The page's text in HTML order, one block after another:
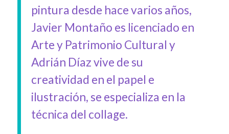
pintura desde hace varios años,
Javier Montaño es licenciado en
Arte y Patrimonio Cultural y
Adrián Díaz vive de su
creatividad en el papel e
ilustración, se especializa en la
técnica del collage.